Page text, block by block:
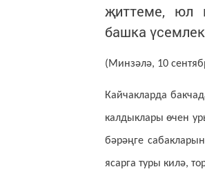
җиттеме, юл
башка
(Минзәлә, 10
Кайчакларда
калдыклары өчен
бәрәңге
ясарга туры килә,